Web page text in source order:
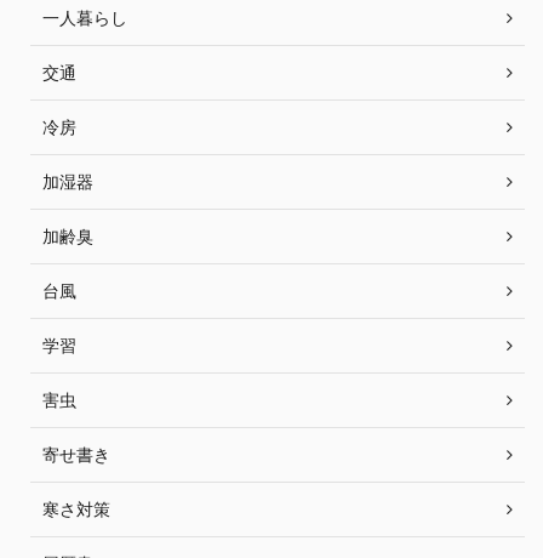
一人暮らし
交通
冷房
加湿器
加齢臭
台風
学習
害虫
寄せ書き
寒さ対策